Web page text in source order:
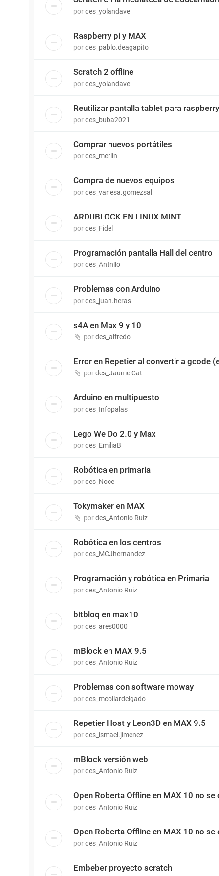
pordes_yolandavel
Raspberry pi y MAX
pordes_pablo.deagapito
Scratch 2 offline
pordes_yolandavel
Reutilizar pantalla tablet para raspberry
pordes_buba2021
Comprar nuevos portátiles
pordes_merlin
Compra de nuevos equipos
pordes_vanesa.gomezsal
ARDUBLOCK EN LINUX MINT
pordes_Fidel
Programación pantalla Hall del centro
pordes_Antnilo
Problemas con Arduino
pordes_juan.heras
s4A en Max 9 y 10
pordes_alfredo
Error en Repetier al convertir a gcode
pordes_Jaume Cat
Arduino en multipuesto
pordes_Infopalas
Lego We Do 2.0 y Max
pordes_EmiliaB
Robótica en primaria
pordes_Noce
Tokymaker en MAX
pordes_Antonio Ruiz
Robótica en los centros
pordes_MCJhernandez
Programación y robótica en Primaria
pordes_Antonio Ruiz
bitbloq en max10
pordes_ares0000
mBlock en MAX 9.5
pordes_Antonio Ruiz
Problemas con software moway
pordes_mcollardelgado
Repetier Host y Leon3D en MAX 9.5
pordes_ismael.jimenez
mBlock versión web
pordes_Antonio Ruiz
Open Roberta Offline en MAX 10 no se
pordes_Antonio Ruiz
Open Roberta Offline en MAX 10 no
pordes_Antonio Ruiz
Embeber proyecto scratch